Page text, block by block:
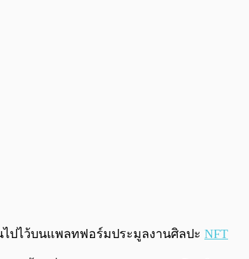
/ 0:00
ไปไว้บนแพลทฟอร์มประมูลงานศิลปะ NFT